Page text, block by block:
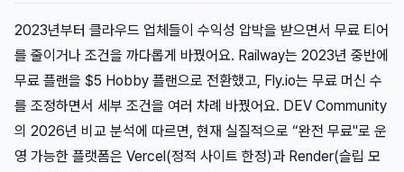
2023년부터 클라우드 업체들이 수익성 압박을 받으면서 무료 티어
를 줄이거나 조건을 까다롭게 바꿨어요. Railway는 2023년 중반에
무료 플랜을 $5 Hobby 플랜으로 전환했고, Fly.io는 무료 머신 수
를 조정하면서 세부 조건을 여러 차례 바꿨어요. DEV Community
의 2026년 비교 분석에 따르면, 현재 실질적으로 “완전 무료"로 운
영 가능한 플랫폼은 Vercel(정적 사이트 한정)과 Render(슬립 모